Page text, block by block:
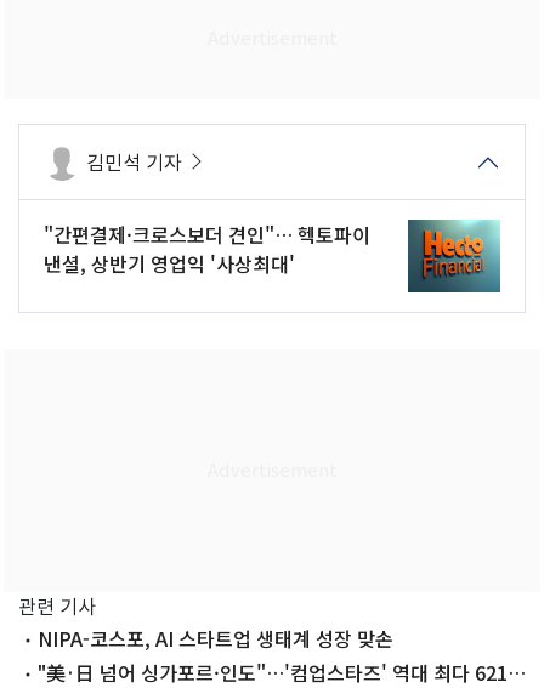
김민석 기자
"간편결제·크로스보더 견인"… 헥토파이
낸셜, 상반기 영업익 '사상최대'
관련 기사
NIPA-코스포, AI 스타트업 생태계 성장 맞손
"美·日 넘어 싱가포르·인도"…'컴업스타즈' 역대 최다 621